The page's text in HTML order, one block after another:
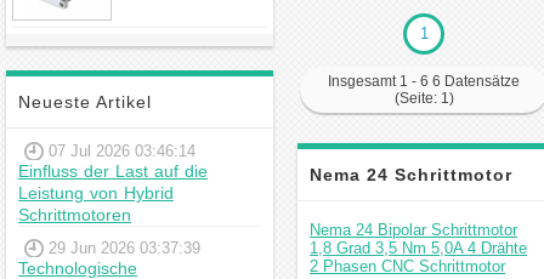
Neueste Artikel
07 Jul 2026 03:46:14
Einfluss der Last auf die
Leistung von Hybrid
Schrittmotoren
29 Jun 2026 03:37:39
Technologische
1
Insgesamt 1 - 6 6 Datensätze
(Seite: 1)
Nema 24 Schrittmotor
Kommentar
Nema 24 Bipolar Schrittmotor
1,8 Grad 3,5 Nm 5,0A 4 Drähte
2 Phasen CNC Schrittmotor